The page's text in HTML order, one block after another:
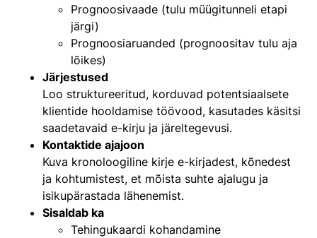
Prognoosivaade (tulu müügitunneli etapi
järgi)
Prognoosiaruanded (prognoositav tulu aja
lõikes)
Järjestused
Loo struktureeritud, korduvad potentsiaalsete
klientide hooldamise töövood, kasutades käsitsi
saadetavaid e-kirju ja järeltegevusi.
Kontaktide ajajoon
Kuva kronoloogiline kirje e-kirjadest, kõnedest
ja kohtumistest, et mõista suhte ajalugu ja
isikupärastada lähenemist.
Sisaldab ka
Tehingukaardi kohandamine